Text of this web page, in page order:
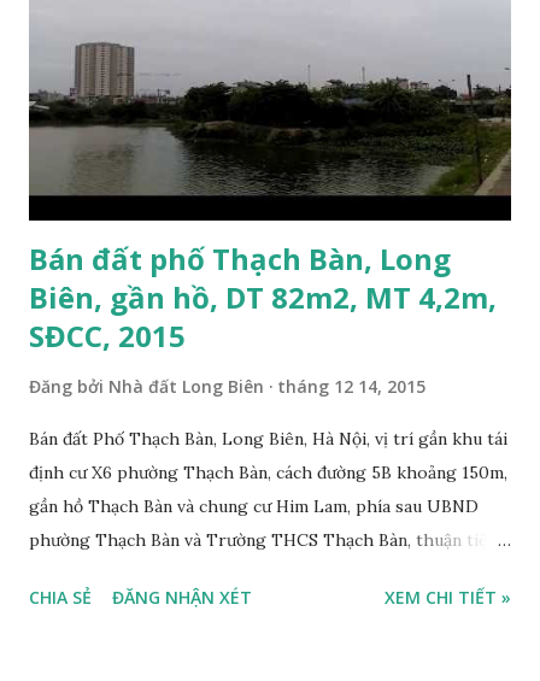
Bán đất phố Thạch Bàn, Long
Biên, gần hồ, DT 82m2, MT 4,2m,
SĐCC, 2015
Đăng bởi Nhà đất Long Biên tháng 12 14, 2015
Bán đất Phố Thạch Bàn, Long Biên, Hà Nội, vị trí gần khu tái
định cư X6 phường Thạch Bàn, cách đường 5B khoảng 150m,
gần hồ Thạch Bàn và chung cư Him Lam, phía sau UBND
phường Thạch Bàn và Trường THCS Thạch Bàn, thuận tiện
tiền 4,2m, hướng Đông Nam, ô tô đỗ cửa, điện, nước sạch đầy
CHIA SẺ ĐĂNG NHẬN XÉT XEM CHI TIẾT »